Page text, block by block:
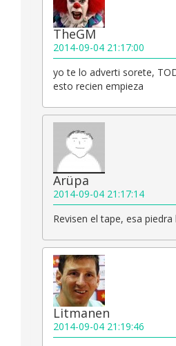
TheGM
2014-09-04 21:17:00
yo te lo adverti sorete,
esto recien empieza
Arüpa
2014-09-04 21:17:14
Revisen el tape, esa
Litmanen
2014-09-04 21:19:46